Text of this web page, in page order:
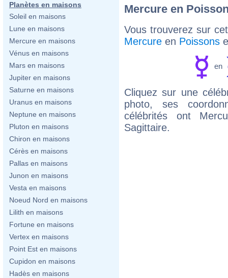
Planètes en maisons
Soleil en maisons
Lune en maisons
Mercure en maisons
Vénus en maisons
Mars en maisons
Jupiter en maisons
Saturne en maisons
Uranus en maisons
Neptune en maisons
Pluton en maisons
Chiron en maisons
Cérès en maisons
Pallas en maisons
Junon en maisons
Vesta en maisons
Noeud Nord en maisons
Lilith en maisons
Fortune en maisons
Vertex en maisons
Point Est en maisons
Cupidon en maisons
Hadès en maisons
Mercure en
Vous trouverez sur
Mercure en Poissons
en
Cliquez sur une
photo, ses
célébrités ont
Sagittaire.